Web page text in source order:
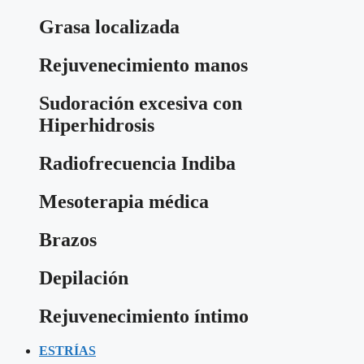
Grasa localizada
Rejuvenecimiento manos
Sudoración excesiva con
Hiperhidrosis
Radiofrecuencia Indiba
Mesoterapia médica
Brazos
Depilación
Rejuvenecimiento íntimo
ESTRÍAS